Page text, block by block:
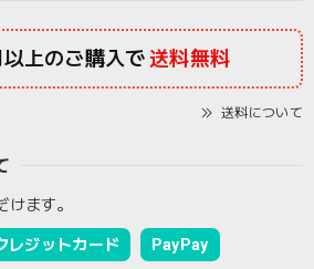
上のご購入で送料無料
送料について
ます。
レジットカード PayPay